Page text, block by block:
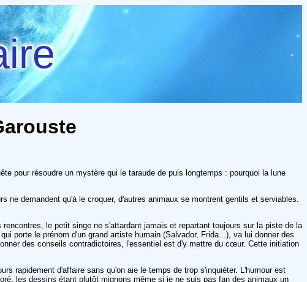
pour résoudre un mystère qui le taraude de puis longtemps : pourquoi la lune
demandent qu'à le croquer, d'autres animaux se montrent gentils et serviables.
le petit singe ne s'attardant jamais et repartant toujours sur la piste de la
porte le prénom d'un grand artiste humain (Salvador, Frida...), va lui donner des
des conseils contradictoires, l'essentiel est d'y mettre du cœur. Cette initiation
rapidement d'affaire sans qu'on aie le temps de trop s'inquiéter. L'humour est
les dessins étant plutôt mignons même si je ne suis pas fan des animaux un